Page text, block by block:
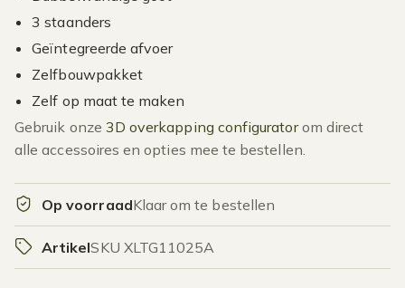
3 staanders
Geïntegreerde afvoer
Zelfbouwpakket
Zelf op maat te maken
Gebruik onze 3D overkapping configuratorom direct
alle accessoires en opties mee te bestellen.
Op voorraadKlaar om te bestellen
ArtikelSKU XLTG11025A